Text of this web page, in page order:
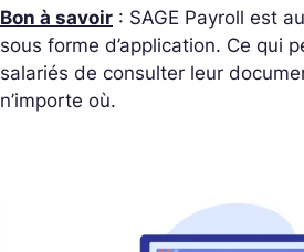
Bon à savoir : SAGE Payroll est
sous forme d’application. Ce qui
salariés de consulter leur
n’importe où.